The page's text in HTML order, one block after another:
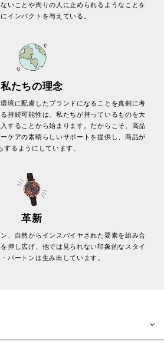
いことや周りの人に止められるようなことを
インパクトを与えている。
私たちの理念
境に配慮したブランドになることを真剣に考
持続可能性は、私たちが持っているものを大
することから始まります。だからこそ、高品
ケアの素晴らしいサポートを提供し、商品が
するようにしています。
革新
、自然からインスパイヤされた要素を組み合
押し広げ、他では見られない印象的なスタイ
バートンは生み出しています。